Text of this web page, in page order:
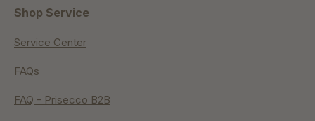
Shop Service
Service Center
FAQs
FAQ - Prisecco B2B